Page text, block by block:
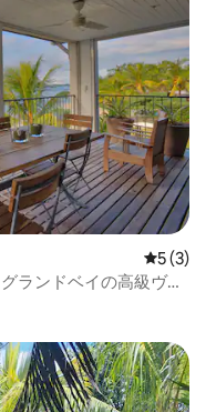
レビュー
5 (3)
ランドベイの高級ヴィ